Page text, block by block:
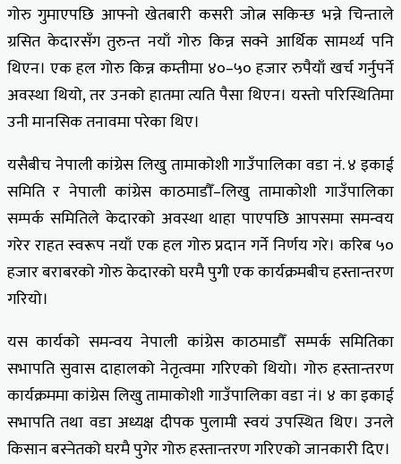
गोरु गुमाएपछि आफ्नो खेतबारी कसरी जोत्न सकिन्छ भन्ने चिन्ताले
ग्रसित केदारसँग तुरुन्त नयाँ गोरु किन्न सक्ने आर्थिक सामर्थ्य पनि
थिएन। एक हल गोरु किन्न कम्तीमा ४०–५० हजार रुपैयाँ खर्च गर्नुपर्ने
अवस्था थियो, तर उनको हातमा त्यति पैसा थिएन। यस्तो परिस्थितिमा
उनी मानसिक तनावमा परेका थिए।
यसैबीच नेपाली कांग्रेस लिखु तामाकोशी गाउँपालिका वडा नं. ४ इकाई
समिति र नेपाली कांग्रेस काठमाडौँ–लिखु तामाकोशी गाउँपालिका
सम्पर्क समितिले केदारको अवस्था थाहा पाएपछि आपसमा समन्वय
गरेर राहत स्वरूप नयाँ एक हल गोरु प्रदान गर्ने निर्णय गरे। करिब ५०
हजार बराबरको गोरु केदारको घरमै पुगी एक कार्यक्रमबीच हस्तान्तरण
गरियो।
यस कार्यको समन्वय नेपाली कांग्रेस काठमाडौँ सम्पर्क समितिका
सभापति सुवास दाहालको नेतृत्वमा गरिएको थियो। गोरु हस्तान्तरण
कार्यक्रममा कांग्रेस लिखु तामाकोशी गाउँपालिका वडा नं। ४ का इकाई
सभापति तथा वडा अध्यक्ष दीपक पुलामी स्वयं उपस्थित थिए। उनले
किसान बस्नेतको घरमै पुगेर गोरु हस्तान्तरण गरिएको जानकारी दिए।